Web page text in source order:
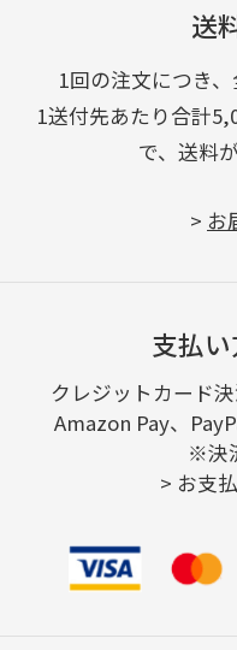
送
1回の注文につき、
1送付先あたり合計
で、送料
> お
支払
クレジットカード
Amazon Pay、
※決
> お支